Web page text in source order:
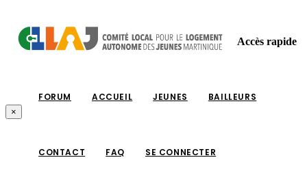
FORUM ACCUEIL JEUNES BAILLEURS
CONTACT FAQ SE CONNECTER
Accès rapide
×